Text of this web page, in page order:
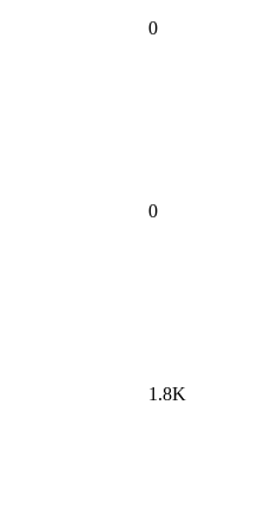
0
0
1.8K